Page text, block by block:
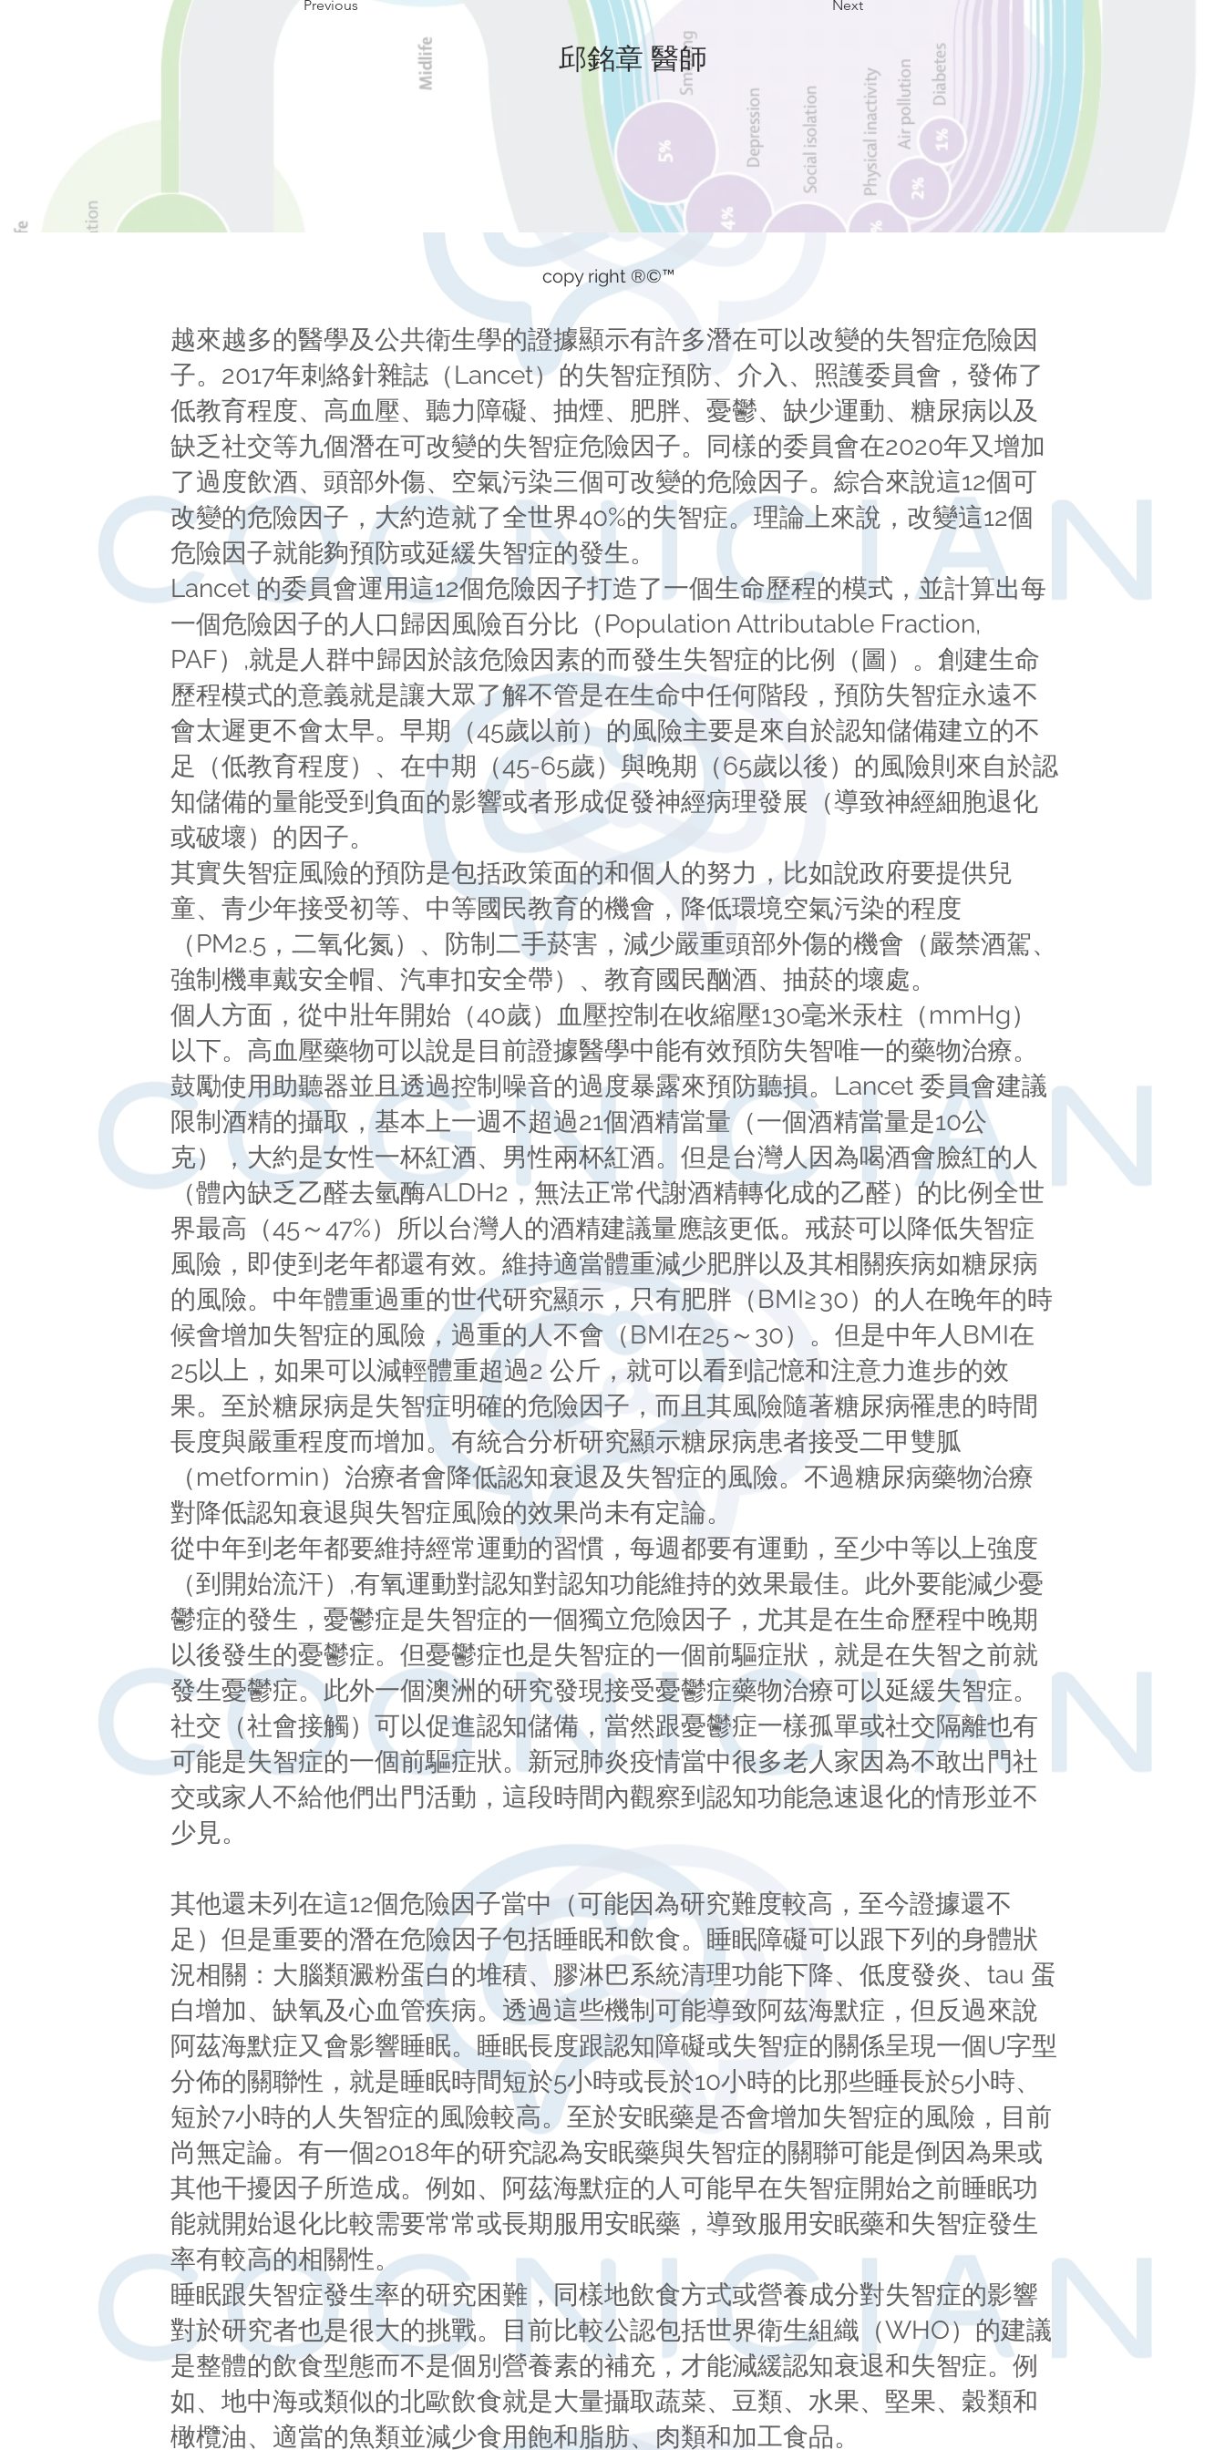
Previous Next
邱銘章 醫師
copy right ®©™
越來越多的醫學及公共衛生學的證據顯示有許多潛在可以改變的失智症危險因
子。2017年刺絡針雜誌（Lancet）的失智症預防、介入、照護委員會，發佈了
低教育程度、高血壓、聽力障礙、抽煙、肥胖、憂鬱、缺少運動、糖尿病以及
缺乏社交等九個潛在可改變的失智症危險因子。同樣的委員會在2020年又增加
了過度飲酒、頭部外傷、空氣污染三個可改變的危險因子。綜合來說這12個可
改變的危險因子，大約造就了全世界40%的失智症。理論上來說，改變這12個
危險因子就能夠預防或延緩失智症的發生。
Lancet 的委員會運用這12個危險因子打造了一個生命歷程的模式，並計算出每
一個危險因子的人口歸因風險百分比（Population Attributable Fraction,
PAF）,就是人群中歸因於該危險因素的而發生失智症的比例（圖）。創建生命
歷程模式的意義就是讓大眾了解不管是在生命中任何階段，預防失智症永遠不
會太遲更不會太早。早期（45歲以前）的風險主要是來自於認知儲備建立的不
足（低教育程度）、在中期（45-65歲）與晚期（65歲以後）的風險則來自於認
知儲備的量能受到負面的影響或者形成促發神經病理發展（導致神經細胞退化
或破壞）的因子。
其實失智症風險的預防是包括政策面的和個人的努力，比如說政府要提供兒
童、青少年接受初等、中等國民教育的機會，降低環境空氣污染的程度
（PM2.5，二氧化氮）、防制二手菸害，減少嚴重頭部外傷的機會（嚴禁酒駕、
強制機車戴安全帽、汽車扣安全帶）、教育國民酗酒、抽菸的壞處。
個人方面，從中壯年開始（40歲）血壓控制在收縮壓130毫米汞柱（mmHg）
以下。高血壓藥物可以說是目前證據醫學中能有效預防失智唯一的藥物治療。
鼓勵使用助聽器並且透過控制噪音的過度暴露來預防聽損。Lancet 委員會建議
限制酒精的攝取，基本上一週不超過21個酒精當量（一個酒精當量是10公
克），大約是女性一杯紅酒、男性兩杯紅酒。但是台灣人因為喝酒會臉紅的人
（體內缺乏乙醛去氫酶ALDH2，無法正常代謝酒精轉化成的乙醛）的比例全世
界最高（45～47%）所以台灣人的酒精建議量應該更低。戒菸可以降低失智症
風險，即使到老年都還有效。維持適當體重減少肥胖以及其相關疾病如糖尿病
的風險。中年體重過重的世代研究顯示，只有肥胖（BMI≧30）的人在晚年的時
候會增加失智症的風險，過重的人不會（BMI在25～30）。但是中年人BMI在
25以上，如果可以減輕體重超過2 公斤，就可以看到記憶和注意力進步的效
果。至於糖尿病是失智症明確的危險因子，而且其風險隨著糖尿病罹患的時間
長度與嚴重程度而增加。有統合分析研究顯示糖尿病患者接受二甲雙胍
（metformin）治療者會降低認知衰退及失智症的風險。不過糖尿病藥物治療
對降低認知衰退與失智症風險的效果尚未有定論。
從中年到老年都要維持經常運動的習慣，每週都要有運動，至少中等以上強度
（到開始流汗）,有氧運動對認知對認知功能維持的效果最佳。此外要能減少憂
鬱症的發生，憂鬱症是失智症的一個獨立危險因子，尤其是在生命歷程中晚期
以後發生的憂鬱症。但憂鬱症也是失智症的一個前驅症狀，就是在失智之前就
發生憂鬱症。此外一個澳洲的研究發現接受憂鬱症藥物治療可以延緩失智症。
社交（社會接觸）可以促進認知儲備，當然跟憂鬱症一樣孤單或社交隔離也有
可能是失智症的一個前驅症狀。新冠肺炎疫情當中很多老人家因為不敢出門社
交或家人不給他們出門活動，這段時間內觀察到認知功能急速退化的情形並不
少見。
其他還未列在這12個危險因子當中（可能因為研究難度較高，至今證據還不
足）但是重要的潛在危險因子包括睡眠和飲食。睡眠障礙可以跟下列的身體狀
況相關：大腦類澱粉蛋白的堆積、膠淋巴系統清理功能下降、低度發炎、tau 蛋
白增加、缺氧及心血管疾病。透過這些機制可能導致阿茲海默症，但反過來說
阿茲海默症又會影響睡眠。睡眠長度跟認知障礙或失智症的關係呈現一個U字型
分佈的關聯性，就是睡眠時間短於5小時或長於10小時的比那些睡長於5小時、
短於7小時的人失智症的風險較高。至於安眠藥是否會增加失智症的風險，目前
尚無定論。有一個2018年的研究認為安眠藥與失智症的關聯可能是倒因為果或
其他干擾因子所造成。例如、阿茲海默症的人可能早在失智症開始之前睡眠功
能就開始退化比較需要常常或長期服用安眠藥，導致服用安眠藥和失智症發生
率有較高的相關性。
睡眠跟失智症發生率的研究困難，同樣地飲食方式或營養成分對失智症的影響
對於研究者也是很大的挑戰。目前比較公認包括世界衛生組織（WHO）的建議
是整體的飲食型態而不是個別營養素的補充，才能減緩認知衰退和失智症。例
如、地中海或類似的北歐飲食就是大量攝取蔬菜、豆類、水果、堅果、穀類和
橄欖油、適當的魚類並減少食用飽和脂肪、肉類和加工食品。